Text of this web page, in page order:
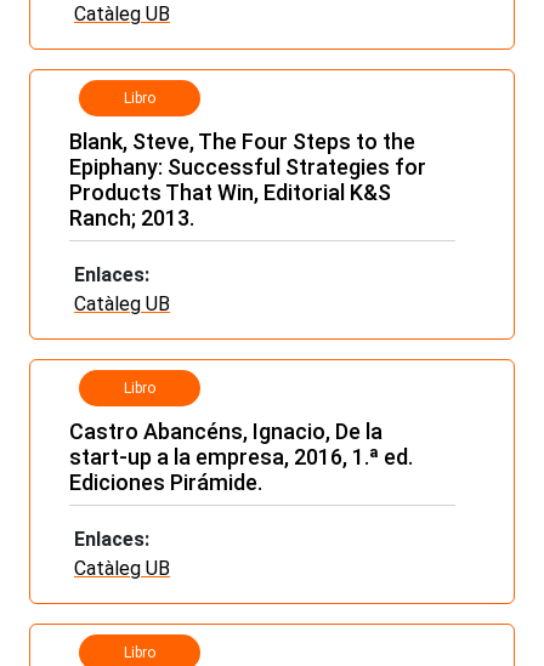
Catàleg UB
Libro
Blank, Steve, The Four Steps to the
Epiphany: Successful Strategies for
Products That Win, Editorial K&S
Ranch; 2013.
Enlaces:
Catàleg UB
Libro
Castro Abancéns, Ignacio, De la
start-up a la empresa, 2016, 1.ª ed.
Ediciones Pirámide.
Enlaces:
Catàleg UB
Libro